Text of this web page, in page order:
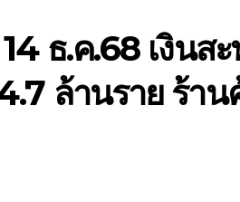
ธ.ค.68 เงิน
ล้านราย ร้า